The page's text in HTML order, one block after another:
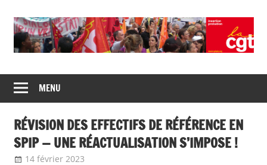
content
CGT
insertion
probation
de
syndicats
CGT
insertion
probation
MENU
RÉVISION DES EFFECTIFS DE RÉFÉRENCE EN
SPIP — UNE RÉACTUALISATION S’IMPOSE !
14 février 2023